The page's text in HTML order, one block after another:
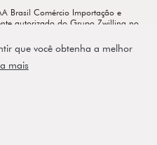
que você obtenha a melhor
mais
Brasil Comércio Importação e
autorizado do Grupo Zwilling no
e comunicação deste site. ©
Melo, 1855 - 14º - Vila Olímpia -
Paulo-SP.